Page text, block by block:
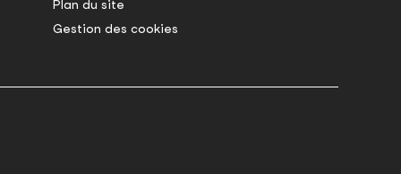
Plan du site
Gestion des cookies